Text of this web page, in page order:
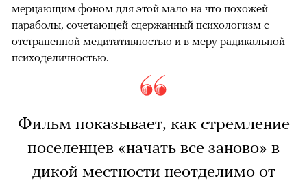
мерцающим фоном для этой мало на что похожей
параболы, сочетающей сдержанный психологизм с
отстраненной медитативностью и в меру радикальной
психоделичностью.
Фильм показывает, как стремление
поселенцев «начать все заново» в
дикой местности неотделимо от